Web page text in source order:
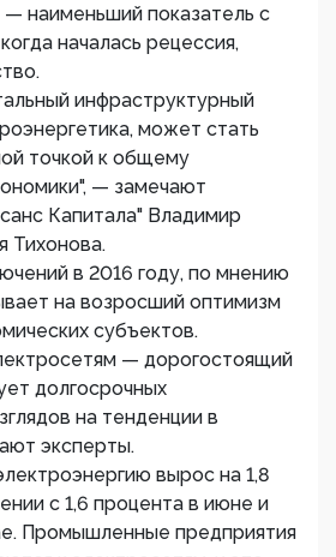
— наименьший показатель с
началась рецессия,
инфраструктурный
может стать
точкой к общему
— замечают
Капитала" Владимир
Тихонова.
в 2016 году, по мнению
на возросший оптимизм
субъектов.
— дорогостоящий
долгосрочных
на тенденции в
эксперты.
вырос на 1,8
с 1,6 процента в июне и
Промышленные предприятия